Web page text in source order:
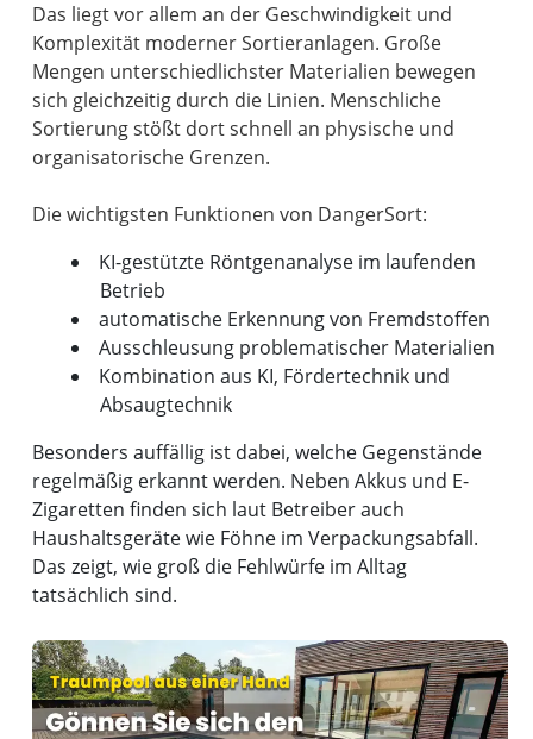
Das liegt vor allem an der Geschwindigkeit und
Komplexität moderner Sortieranlagen. Große
Mengen unterschiedlichster Materialien bewegen
sich gleichzeitig durch die Linien. Menschliche
Sortierung stößt dort schnell an physische und
organisatorische Grenzen.
KI-gestützte Röntgenanalyse im laufenden
Betrieb
automatische Erkennung von Fremdstoffen
Ausschleusung problematischer Materialien
Kombination aus KI, Fördertechnik und
Absaugtechnik
Besonders auffällig ist dabei, welche Gegenstände
regelmäßig erkannt werden. Neben Akkus und E-
Zigaretten finden sich laut Betreiber auch
Haushaltsgeräte wie Föhne im Verpackungsabfall.
Das zeigt, wie groß die Fehlwürfe im Alltag
tatsächlich sind.